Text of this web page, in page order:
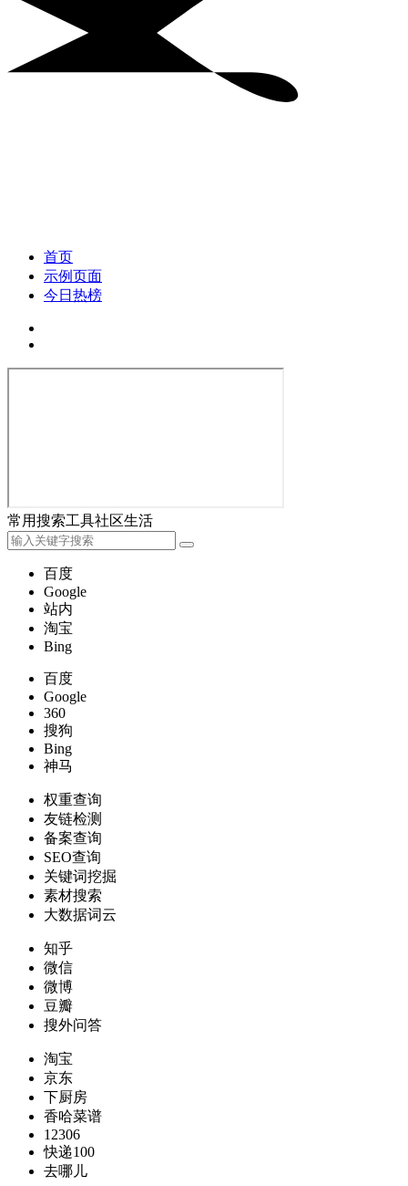
首页
示例页面
今日热榜
常用搜索工具社区生活
百度
Google
站内
淘宝
Bing
百度
Google
360
搜狗
Bing
神马
权重查询
友链检测
备案查询
SEO查询
关键词挖掘
素材搜索
大数据词云
知乎
微信
微博
豆瓣
搜外问答
淘宝
京东
下厨房
香哈菜谱
12306
快递100
去哪儿